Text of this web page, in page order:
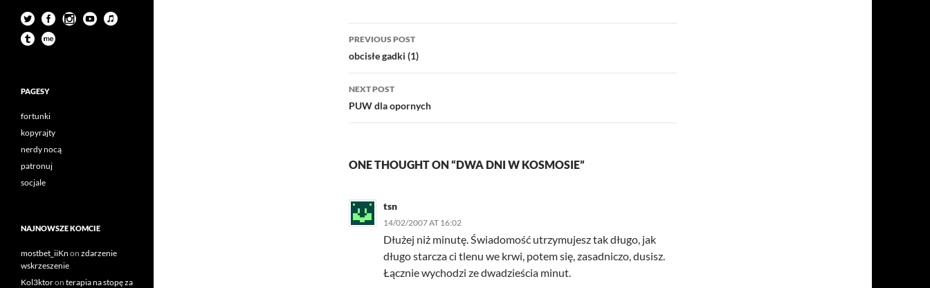
Post
navigation
PREVIOUS POST
obcisłe gadki (1)
NEXT POST
PUW dla opornych
ONE THOUGHT ON “DWA DNI W KOSMOSIE”
tsn
14/02/2007 AT 16:02
Dłużej niż minutę. Świadomość utrzymujesz tak długo, jak
długo starcza ci tlenu we krwi, potem się, zasadniczo, dusisz.
Łącznie wychodzi ze dwadzieścia minut.
PAGESY
fortunki
kopyrajty
nerdy nocą
patronuj
socjale
NAJNOWSZE KOMCIE
mostbet_iiKn on zdarzenie
wskrzeszenie
Kol3ktoron terapia na stopę za